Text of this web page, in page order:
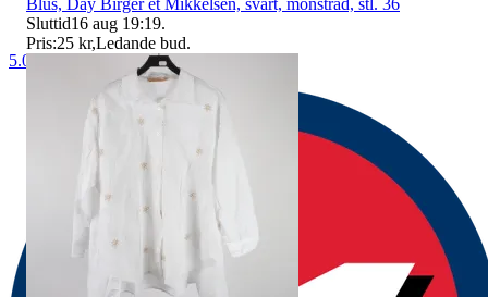
5.0
Blus, Day Birger et Mikkelsen, svart, mönstrad, stl. 36
Sluttid16 aug 19:19.
Pris:25 kr,Ledande bud.